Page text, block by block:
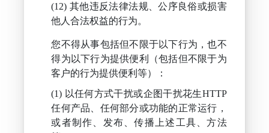
其他违反法律法规、公序良俗或损害
他人合法权益的行为。
您不得从事包括但不限于以下行为，也不
得为以下行为提供便利（包括但不限于为
客户的行为提供便利等）：
以任何方式干扰或企图干扰花生HTTP
任何产品、任何部分或功能的正常运行，
或者制作、发布、传播上述工具、方法